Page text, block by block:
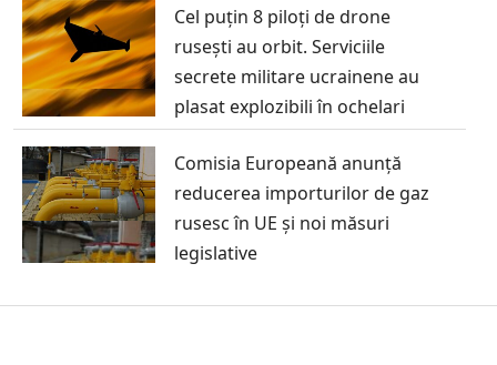
Cel puțin 8 piloți de drone
rusești au orbit. Serviciile
secrete militare ucrainene au
plasat explozibili în ochelari
Comisia Europeană anunță
reducerea importurilor de gaz
rusesc în UE și noi măsuri
legislative